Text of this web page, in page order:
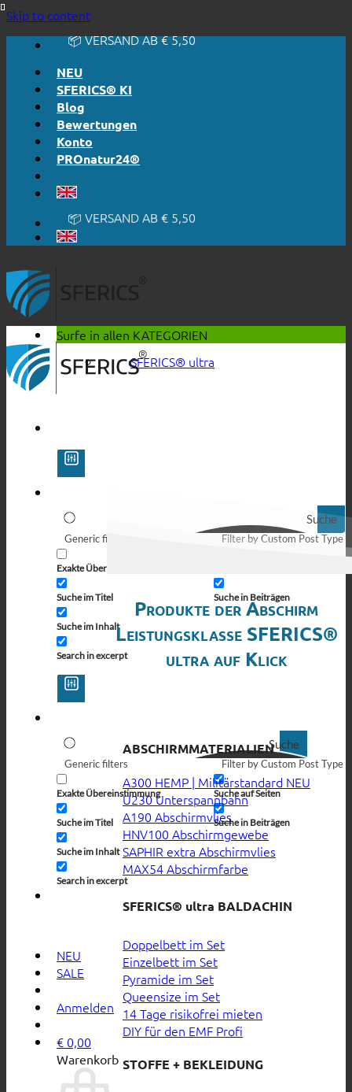
Skip to content🔆 EHRLICH. TRANSPARENT.
📦 VERSAND AB € 5,50
NEU
SFERICS® KI
Blog
Bewertungen
Konto
PROnatur24®
🔆 EHRLICH. TRANSPARENT.
🔖 KAUF AUF RECHNUNG
Suche
Generic filters
Exakte Übereinstimmung
Suche im Titel
Suche im Inhalt
Search in excerpt
Filter by Custom Post Type
Suche in Beiträgen
Suche
Generic filters
Exakte Übereinstimmung
Suche im Titel
Suche im Inhalt
Search in excerpt
Filter by Custom Post Type
Suche auf Seiten
Suche in Beiträgen
NEU
SALE
Anmelden
€ 0,00
Warenkorb
Surfe in allen KATEGORIEN
SFERICS® ultra
Produkte der Abschirm
Leistungsklasse SFERICS®
ultra auf Klick
ABSCHIRMMATERIALIEN
A300 HEMP | Militärstandard
U230 Unterspannbahn
A190 Abschirmvlies
HNV100 Abschirmgewebe
SAPHIR extra Abschirmvlies
MAX54 Abschirmfarbe
SFERICS® ultra BALDACHIN
Doppelbett im Set
Einzelbett im Set
Pyramide im Set
Queensize im Set
14 Tage risikofrei mieten
DIY für den EMF Profi
STOFFE + BEKLEIDUNG